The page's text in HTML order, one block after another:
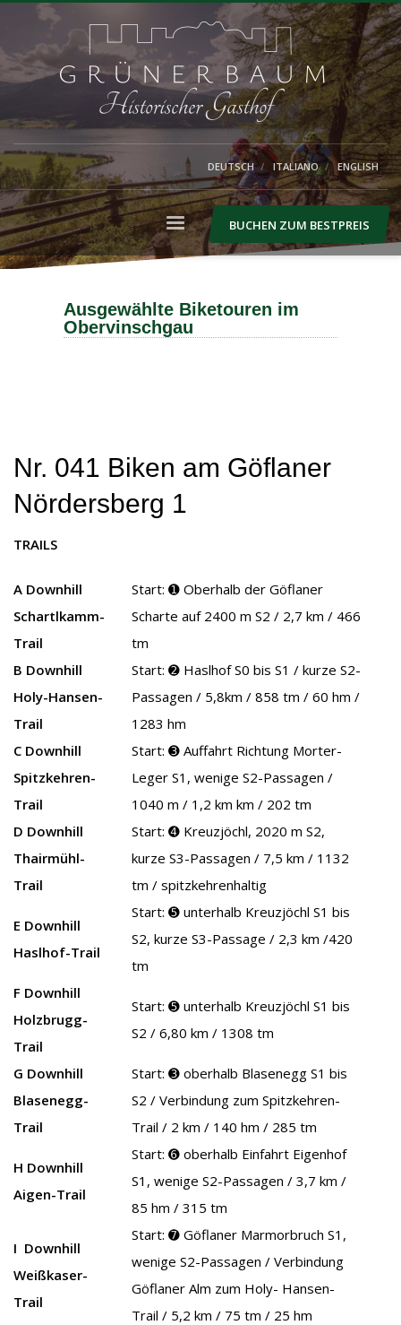
DEUTSCH ITALIANO ENGLISH
BUCHEN ZUM BESTPREIS
Ausgewählte Biketouren im
Obervinschgau
Nr. 041 Biken am Göflaner
Nördersberg 1
TRAILS
A Downhill
Schartlkamm-
Trail
Start: ➊ Oberhalb der Göflaner
Scharte auf 2400 m S2 / 2,7 km / 466
tm
B Downhill
Holy-Hansen-
Trail
Start: ➋ Haslhof S0 bis S1 / kurze S2-
Passagen / 5,8km / 858 tm / 60 hm /
1283 hm
C Downhill
Spitzkehren-
Trail
Start: ➌ Auffahrt Richtung Morter-
Leger S1, wenige S2-Passagen /
1040 m / 1,2 km km / 202 tm
D Downhill
Thairmühl-
Trail
Start: ➍ Kreuzjöchl, 2020 m S2,
kurze S3-Passagen / 7,5 km / 1132
tm / spitzkehrenhaltig
E Downhill
Haslhof-Trail
Start: ➎ unterhalb Kreuzjöchl S1 bis
S2, kurze S3-Passage / 2,3 km /420
tm
F Downhill
Holzbrugg-
Trail
Start: ➎ unterhalb Kreuzjöchl S1 bis
S2 / 6,80 km / 1308 tm
G Downhill
Blasenegg-
Trail
Start: ➌ oberhalb Blasenegg S1 bis
S2 / Verbindung zum Spitzkehren-
Trail / 2 km / 140 hm / 285 tm
H Downhill
Aigen-Trail
Start: ➏ oberhalb Einfahrt Eigenhof
S1, wenige S2-Passagen / 3,7 km /
85 hm / 315 tm
I Downhill
Weißkaser-
Trail
Start: ➐ Göflaner Marmorbruch S1,
wenige S2-Passagen / Verbindung
Göflaner Alm zum Holy- Hansen-
Trail / 5,2 km / 75 tm / 25 hm